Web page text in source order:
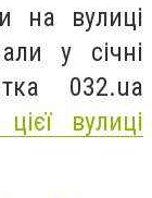
на вулиці
у січні
032.ua
вулиці